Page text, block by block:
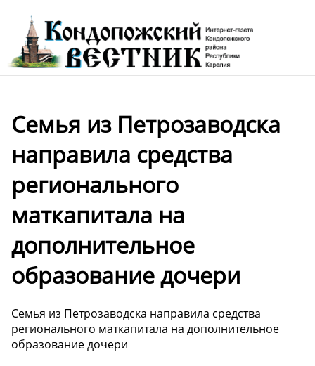
Семья из Петрозаводска
направила средства
регионального
маткапитала на
дополнительное
образование дочери
Семья из Петрозаводска направила средства
регионального маткапитала на дополнительное
образование дочери